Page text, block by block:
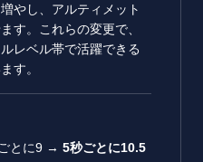
やし、アルティメット
す。これらの変更で、
レベル帯で活躍できる
す。
とに9 → 5秒ごとに10.5